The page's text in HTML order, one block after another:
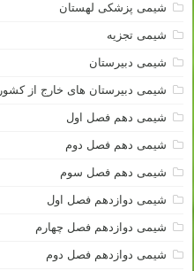
شیمی پزشکی لهستان
شیمی تجزیه
شیمی دبیرستان
شیمی دبیرستان های خارج از کشور
شیمی دهم فصل اول
شیمی دهم فصل دوم
شیمی دهم فصل سوم
شیمی دوازدهم فصل اول
شیمی دوازدهم فصل چهارم
شیمی دوازدهم فصل دوم